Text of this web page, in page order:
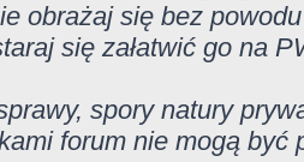
obrażaj się bez
się załatwić go na
spory natury
forum nie mogą być